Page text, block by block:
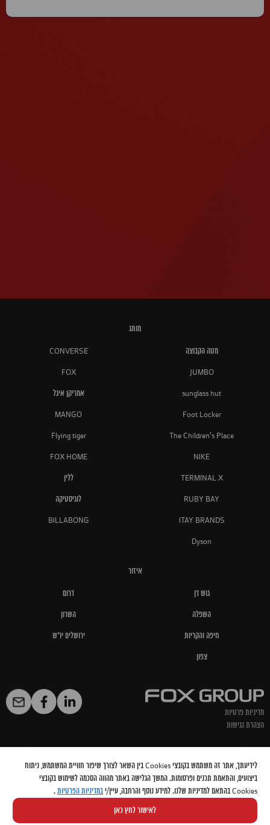
מותג
מטה הקבוצה CONVERSE
JUMBO
FOX
sunglass hut אמריקן איגל
Foot Locker
MANGO
The Children's Place
Flying tiger
NIKE
FOX HOME
TERMINAL X ללין
RUBY BAY לוגיסטיקה
ITAY BRANDS
BILLABONG
Dyson
איזור
גוש דן דרום
השפלה השרון
חיפה והקריות ירושלים יו"ש
צפון
מדיניות פרטיות
הצהרת נגישות
@ 2024 FOX GROUP
לידיעתך, אתר זה משתמש בקובצי Cookies בין השאר לצורך שיפור חוויית המשתמש, ניתוח
ביצועים, והתאמת תכנים ופרסומות. המשך הגלישה באתר מהווה הסכמה לשימוש בקובצי
Cookies בהתאם למדיניות שלנו. למידע נוסף והרחבה, עיין/י
במדיניות הפרטיות .
לאישור לחץ כאן